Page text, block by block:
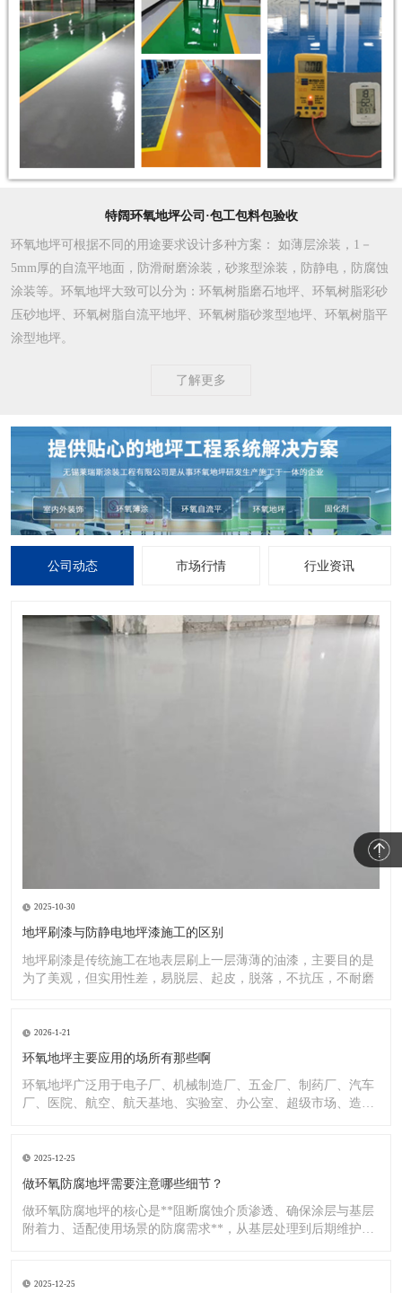
特阔环氧地坪公司·包工包料包验收
环氧地坪可根据不同的用途要求设计多种方案 ： 如薄层涂装，1－
5mm厚的自流平地面，防滑耐磨涂装，砂浆型涂装，防静电，防腐蚀
涂装等。环氧地坪大致可以分为：环氧树脂磨石地坪、环氧树脂彩砂
压砂地坪、环氧树脂自流平地坪、环氧树脂砂浆型地坪、环氧树脂平
涂型地坪。
了解更多
公司动态 市场行情 行业资讯
2025-10-30
地坪刷漆与防静电地坪漆施工的区别
地坪刷漆是传统施工在地表层刷上一层薄薄的油漆，主要目的是
为了美观，但实用性差，易脱层、起皮，脱落，不抗压，不耐磨
2026-1-21
环氧地坪主要应用的场所有那些啊
环氧地坪广泛用于电子厂、机械制造厂、五金厂、制药厂、汽车
厂、医院、航空、航天基地、实验室、办公室、超级市场、造纸
2025-12-25
做环氧防腐地坪需要注意哪些细节？
做环氧防腐地坪的核心是**阻断腐蚀介质渗透、确保涂层与基层
附着力、适配使用场景的防腐需求**，从基层处理到后期维护，
2025-12-25